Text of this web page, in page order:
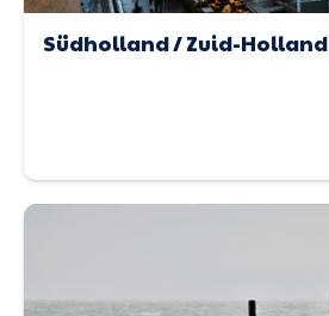
Südholland / Zuid-Holland